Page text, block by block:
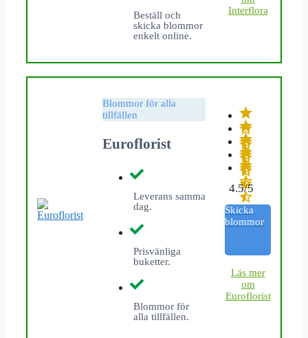
Beställ och
skicka blommor
enkelt online.
Interflora
Blommor för alla
tillfällen
Euroflorist
Leverans samma
dag.
Prisvänliga
buketter.
Blommor för
alla tillfällen.
4.5/5
Skicka
blommor
Läs mer
om
Euroflorist